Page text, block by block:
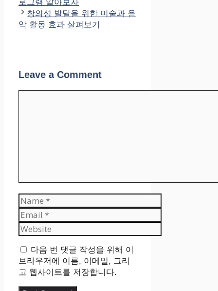
로그램 알아보자
창의성 발달을 위한 미술과 음
악 활동 효과 살펴보기
Leave a Comment
Name
Email
Website
다음 번 댓글 작성을 위해 이
브라우저에 이름, 이메일, 그리
고 웹사이트를 저장합니다.